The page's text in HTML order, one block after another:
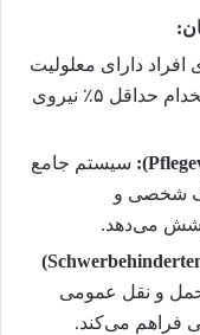
افراد دارای معلولیت
(کارفرمایان بزرگ ملزم به استخدام حداقل ۵٪ نیروی
سیستم جامع
شخصی و
می‌دهد.
و نقل عمومی
فراهم می‌کند.